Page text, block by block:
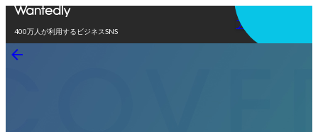
400万人が利用するビジネスSNS
アプリを使う